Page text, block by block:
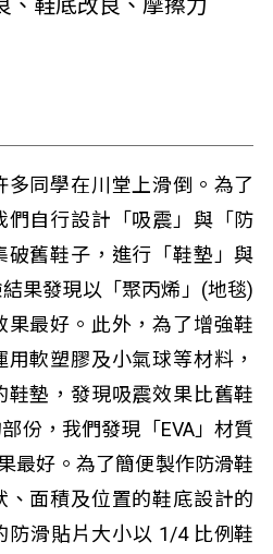
、鞋底改良、摩擦力
同學在川堂上滑倒。為了
們自行設計「吸震」與「防
破舊鞋子，進行「鞋墊」與
結果發現以「聚丙烯」(地毯)
最好。此外，為了增強鞋
軟塑膠及小氣球等材料，
鞋墊，發現吸震效果比舊鞋
份，我們發現「EVA」材質
最好。為了簡便製作防滑鞋
、面積及位置的鞋底設計的
防滑貼片大小以 1/4 比例鞋